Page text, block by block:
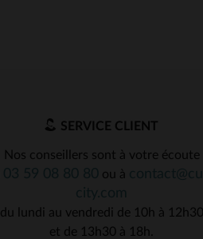
SERVICE CLIENT
Nos conseillers sont à votre écoute
ou à
du lundi au vendredi de 10h à 12h30
et de 13h30 à 18h.